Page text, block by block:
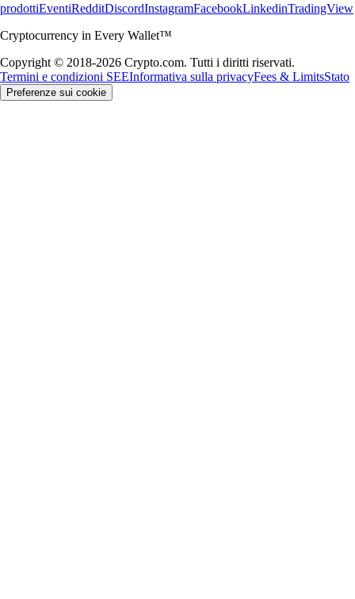
prodottiEventiRedditDiscordInstagramFacebookLinkedinTradingView
Cryptocurrency in Every Wallet™
Copyright © 2018-2026 Crypto.com. Tutti i diritti riservati.
Termini e condizioni SEEInformativa sulla privacyFees & LimitsStato
Preferenze sui cookie